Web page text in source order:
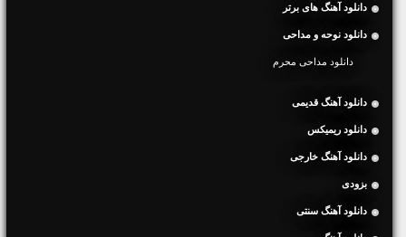
دانلود آهنگ های برتر
دانلود نوحه و مداحی
دانلود مداحی محرم
دانلود آهنگ قدیمی
دانلود ریمیکس
دانلود آهنگ خارجی
بزودی
دانلود آهنگ سنتی